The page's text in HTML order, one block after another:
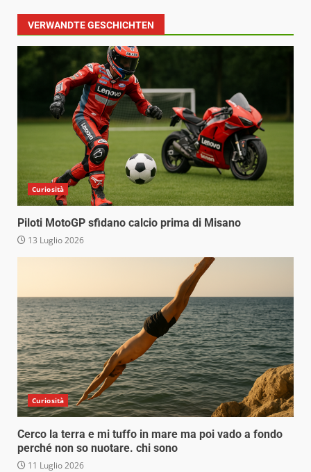
VERWANDTE GESCHICHTEN
Curiosità
Piloti MotoGP sfidano calcio prima di Misano
13 Luglio 2026
Curiosità
Cerco la terra e mi tuffo in mare ma poi vado a fondo
perché non so nuotare. chi sono
11 Luglio 2026